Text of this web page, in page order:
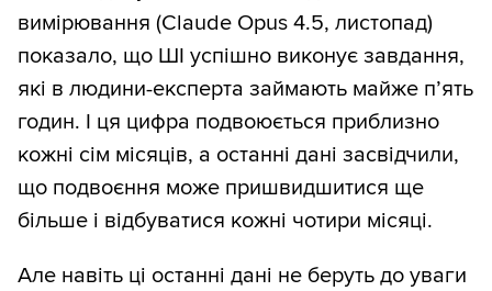
вимірювання (Claude Opus 4.5, листопад)
показало, що ШІ успішно виконує завдання,
які в людини-експерта займають майже п’ять
годин. І ця цифра подвоюється приблизно
кожні сім місяців, а останні дані засвідчили,
що подвоєння може пришвидшитися ще
більше і відбуватися кожні чотири місяці.
Але навіть ці останні дані не беруть до уваги